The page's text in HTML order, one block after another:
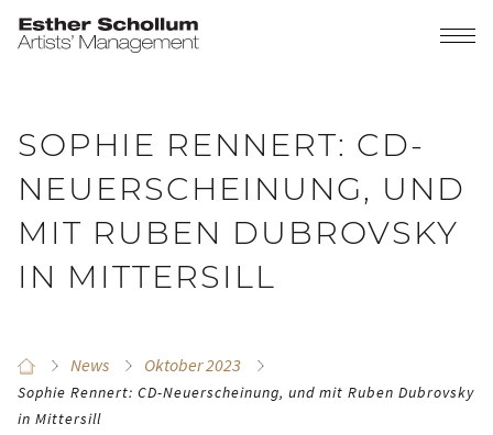
SOPHIE RENNERT: CD-
NEUERSCHEINUNG, UND
MIT RUBEN DUBROVSKY
IN MITTERSILL
News Oktober 2023
Sophie Rennert: CD-Neuerscheinung, und mit Ruben Dubrovsky
in Mittersill